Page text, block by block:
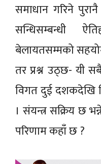
समाधान गरिने
सन्धिसम्बन्धी
बेलायतसम्मको
तर प्रश्न उठ्छ- यी
विगत दुई दशकदेखि
। संयन्त्र सक्रिय छ
परिणाम कहाँ छ ?